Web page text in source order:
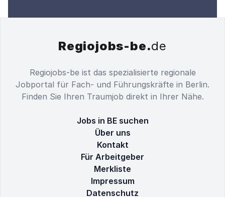
Regiojobs-be.de
Regiojobs-be ist das spezialisierte regionale
Jobportal für Fach- und Führungskräfte in Berlin.
Finden Sie Ihren Traumjob direkt in Ihrer Nähe.
Jobs in BE suchen
Über uns
Kontakt
Für Arbeitgeber
Merkliste
Impressum
Datenschutz